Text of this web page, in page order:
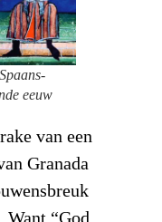
eeuw
van een
Granada